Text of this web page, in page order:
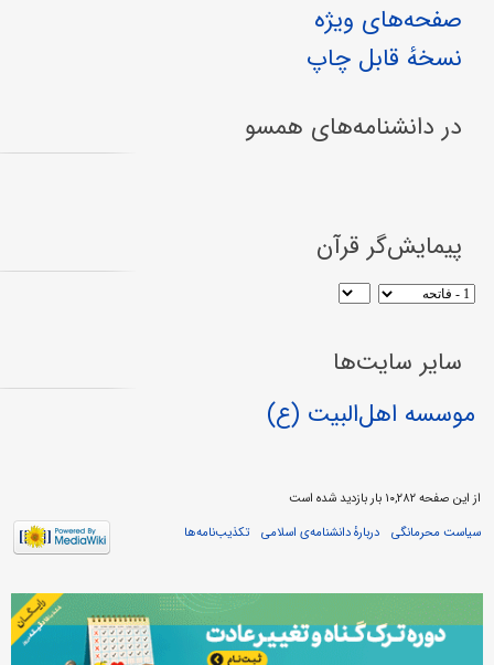
صفحه‌های ویژه
نسخهٔ قابل چاپ
در دانشنامه‌های همسو
پیمایش‌گر قرآن
سایر سایت‌ها
موسسه اهل‌البیت (ع)
از این صفحه ۱۰,۲۸۲ بار بازدید شده است
سیاست محرمانگی
دربارهٔ دانشنامه‌ی اسلامی تکذیب‌نامه‌ها